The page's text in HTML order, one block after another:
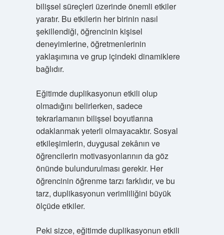
bilişsel süreçleri üzerinde önemli etkiler
yaratır. Bu etkilerin her birinin nasıl
şekillendiği, öğrencinin kişisel
deneyimlerine, öğretmenlerinin
yaklaşımına ve grup içindeki dinamiklere
bağlıdır.
Eğitimde duplikasyonun etkili olup
olmadığını belirlerken, sadece
tekrarlamanın bilişsel boyutlarına
odaklanmak yeterli olmayacaktır. Sosyal
etkileşimlerin, duygusal zekânın ve
öğrencilerin motivasyonlarının da göz
önünde bulundurulması gerekir. Her
öğrencinin öğrenme tarzı farklıdır, ve bu
tarz, duplikasyonun verimliliğini büyük
ölçüde etkiler.
Peki sizce, eğitimde duplikasyonun etkili